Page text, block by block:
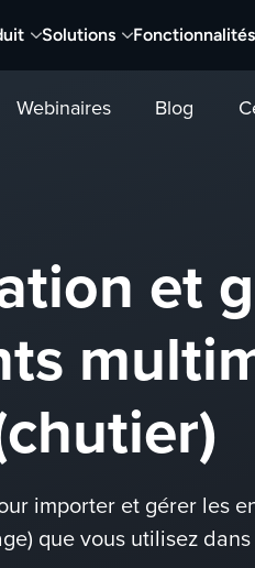
Solutions Fonctionnalités
Webinaires Blog
et
importer et gérer les
que vous utilisez